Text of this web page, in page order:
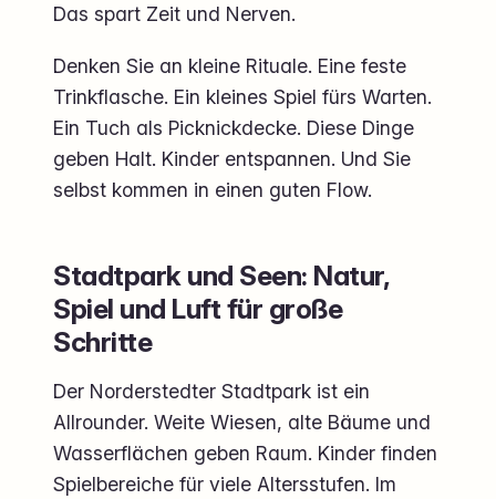
Das spart Zeit und Nerven.
Denken Sie an kleine Rituale. Eine feste
Trinkflasche. Ein kleines Spiel fürs Warten.
Ein Tuch als Picknickdecke. Diese Dinge
geben Halt. Kinder entspannen. Und Sie
selbst kommen in einen guten Flow.
Stadtpark und Seen: Natur,
Spiel und Luft für große
Schritte
Der Norderstedter Stadtpark ist ein
Allrounder. Weite Wiesen, alte Bäume und
Wasserflächen geben Raum. Kinder finden
Spielbereiche für viele Altersstufen. Im